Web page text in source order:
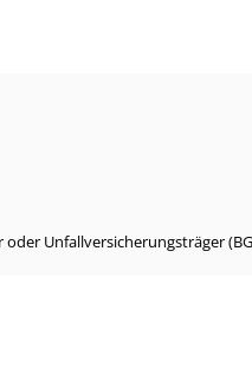
Unfallversicherungsträger